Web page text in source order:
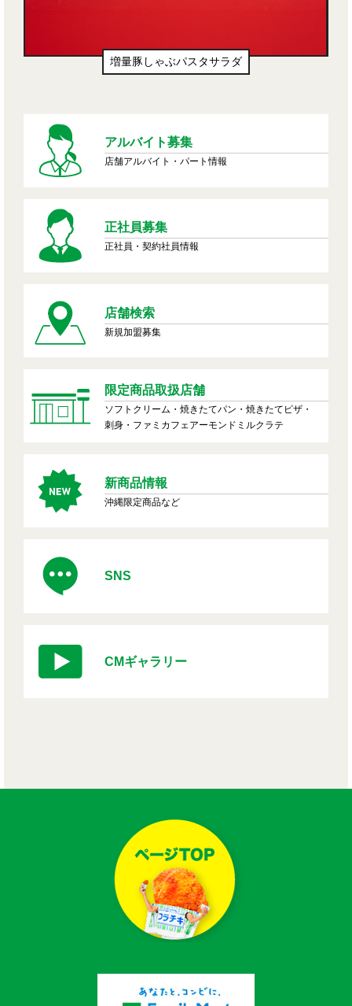
増量豚しゃぶパスタサラダ
アルバイト募集
店舗アルバイト・パート情報
正社員募集
正社員・契約社員情報
店舗検索
新規加盟募集
限定商品取扱店舗
ソフトクリーム・焼きたてパン・焼きたてピザ・
刺身・ファミカフェアーモンドミルクラテ
新商品情報
沖縄限定商品など
SNS
CMギャラリー